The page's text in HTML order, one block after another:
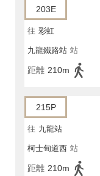
203E
往 彩虹
九龍鐵路站 站
距離 210m
215P
往 九龍站
柯士甸道西 站
距離 210m